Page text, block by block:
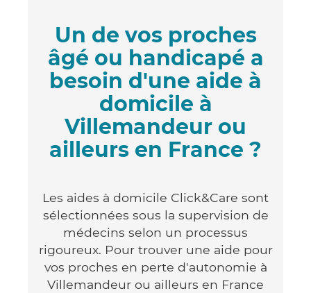
Un de vos proches
âgé ou handicapé a
besoin d'une aide à
domicile à
Villemandeur ou
ailleurs en France ?
Les aides à domicile Click&Care sont
sélectionnées sous la supervision de
médecins selon un processus
rigoureux. Pour trouver une aide pour
vos proches en perte d'autonomie à
Villemandeur ou ailleurs en France